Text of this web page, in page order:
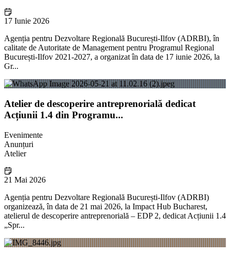
17 Iunie 2026
Agenția pentru Dezvoltare Regională București-Ilfov (ADRBI), în
calitate de Autoritate de Management pentru Programul Regional
București-Ilfov 2021-2027, a organizat în data de 17 iunie 2026, la
Gr...
Atelier de descoperire antreprenorială dedicat
Acțiunii 1.4 din Programu...
Evenimente
Anunțuri
Atelier
21 Mai 2026
Agenția pentru Dezvoltare Regională București-Ilfov (ADRBI)
organizează, în data de 21 mai 2026, la Impact Hub Bucharest,
atelierul de descoperire antreprenorială – EDP 2, dedicat Acțiunii 1.4
„Spr...